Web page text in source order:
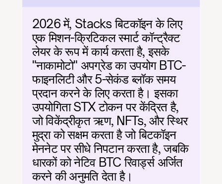
2026 में, Stacks बिटकॉइन के लिए
एक मिशन-क्रिटिकल स्मार्ट कॉन्ट्रैक्ट
लेयर के रूप में कार्य करता है, इसके
"नाकामोटो" अपग्रेड का उपयोग BTC-
फाइनलिटी और 5-सेकंड ब्लॉक समय
प्रदान करने के लिए करता है। इसका
उपयोगिता STX टोकन पर केंद्रित है,
जो विकेंद्रीकृत ऋण, NFTs, और स्थिर
मुद्रा को सक्षम करता है जो बिटकॉइन
मेननेट पर सीधे निपटान करता है, जबकि
धारकों को नेटिव BTC रिवार्ड्स अर्जित
करने की अनुमति देता है।